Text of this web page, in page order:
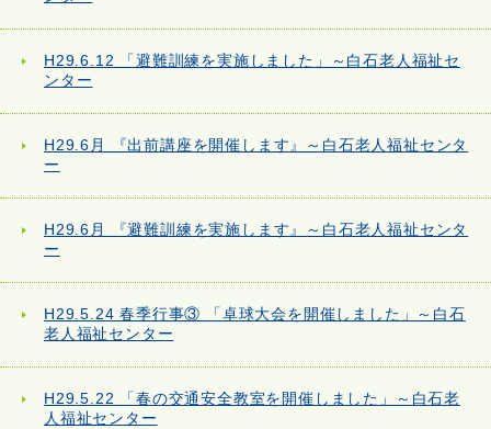
H29.6.12 「避難訓練を実施しました」～白石老人福祉セ
ンター
H29.6月 『出前講座を開催します』～白石老人福祉センタ
ー
H29.6月 『避難訓練を実施します』～白石老人福祉センタ
ー
H29.5.24 春季行事③ 「卓球大会を開催しました」～白石
老人福祉センター
H29.5.22 「春の交通安全教室を開催しました」～白石老
人福祉センター